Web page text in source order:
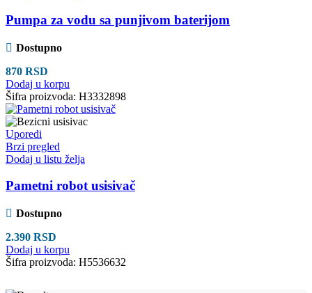
Pumpa za vodu sa punjivom baterijom
Dostupno
870 RSD
Dodaj u korpu
Šifra proizvoda: H3332898
Uporedi
Brzi pregled
Dodaj u listu želja
Pametni robot usisivač
Dostupno
2.390 RSD
Dodaj u korpu
Šifra proizvoda: H5536632